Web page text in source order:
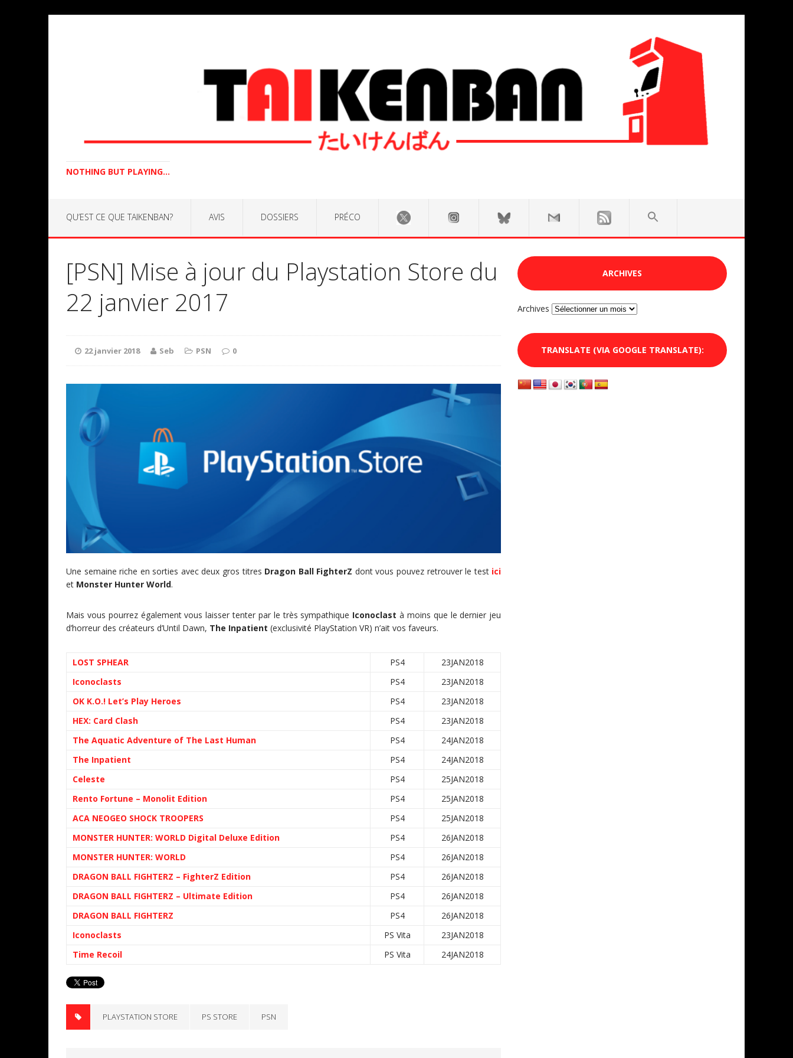
NOTHING BUT PLAYING...
QU’EST CE QUE TAIKENBAN? AVIS DOSSIERS PRÉCO
[PSN] Mise à jour du Playstation Store du
22 janvier 2017
22 janvier 2018 Seb PSN 0
Une semaine riche en sorties avec deux gros titres Dragon Ball FighterZ dont vous pouvez retrouver le test ici
et Monster Hunter World.
Mais vous pourrez également vous laisser tenter par le très sympathique Iconoclast à moins que le dernier jeu
d’horreur des créateurs d’Until Dawn, The Inpatient (exclusivité PlayStation VR) n’ait vos faveurs.
LOST SPHEAR PS4
23JAN2018
Iconoclasts
PS4
23JAN2018
OK K.O.! Let’s Play Heroes
PS4
23JAN2018
HEX: Card Clash
PS4
23JAN2018
The Aquatic Adventure of The Last Human
PS4
24JAN2018
The Inpatient
PS4
24JAN2018
Celeste
PS4
25JAN2018
Rento Fortune – Monolit Edition
PS4
25JAN2018
ACA NEOGEO SHOCK TROOPERS
PS4
25JAN2018
MONSTER HUNTER: WORLD Digital Deluxe Edition
PS4
26JAN2018
MONSTER HUNTER: WORLD
PS4
26JAN2018
DRAGON BALL FIGHTERZ – FighterZ Edition
PS4
26JAN2018
DRAGON BALL FIGHTERZ – Ultimate Edition
PS4
26JAN2018
DRAGON BALL FIGHTERZ
PS4
26JAN2018
Iconoclasts
PS Vita
23JAN2018
Time Recoil
PS Vita 24JAN2018
PLAYSTATION STORE PS STORE PSN
ARCHIVES
Archives
TRANSLATE (VIA GOOGLE TRANSLATE):